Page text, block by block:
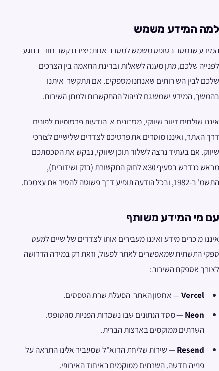
למה המידע משמש
המידע שנמסר בטופס משמש למטרה אחת: יצירת קשר חוזר בנוגע
לפנייה שלכם, מתן מענה לשאלות ובחינת התאמה בין הצרכים
שלכם לבין השירותים שאנחנו מספקים. אם תתקשרו איתנו
בהמשך, המידע ישמש גם לניהול ההתקשרות ולמתן השירות.
איננו שולחים דיוור שיווקי, מסרונים או הודעות פרסומיות לפונים
דרך האתר, ואיננו מוסרים את פרטיכם לצדדים שלישיים לצורכי
שיווק. אם בעתיד נרצה לשלוח תוכן שיווקי, נבקש את הסכמתכם
מראש כנדרש בסעיף 30א לחוק התקשורת (בזק ושידורים),
התשמ"ב-1982, ובכל הודעה תופיע דרך פשוטה להסיר את עצמכם.
עם מי המידע משותף
איננו מוכרים מידע ואיננו מעבירים אותו לצדדים שלישיים למעט
ספקי התשתית שמאפשרים לאתר לפעול, וזאת רק במידה הדרושה
לצורך אספקת השירות:
Vercel— אחסון האתר והפעלת שרת הטפסים.
Neon — מסד הנתונים שבו נשמרות הפניות מהטופס.
השרתים ממוקמים בארצות הברית.
Resend — שירות שליחת הדוא"ל שמעביר אלינו התראה על
פנייה חדשה. השרתים ממוקמים באיחוד האירופי.